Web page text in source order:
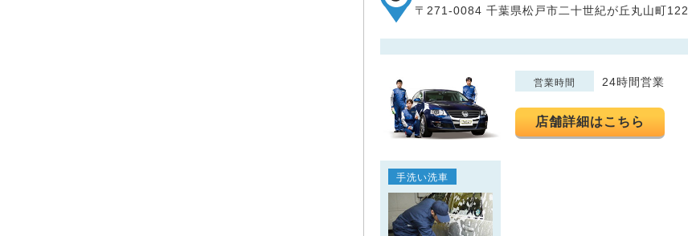
〒271-0084 千葉県松戸市二十世紀が丘丸山町122
営業時間 24時間営業
店舗詳細はこちら
手洗い洗車